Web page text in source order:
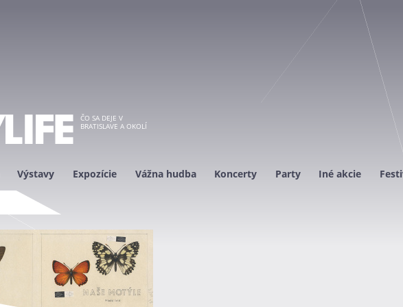
ČO SA DEJE V
BRATISLAVE A OKOLÍ
Výstavy Expozície Vážna hudba Koncerty Party Iné akcie